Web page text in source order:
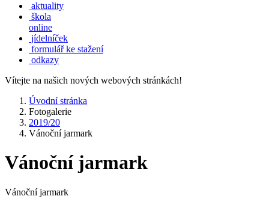
aktuality
škola
online
jídelníček
formulář ke stažení
odkazy
Vítejte na našich nových webových stránkách!
Úvodní stránka
Fotogalerie
2019/20
Vánoční jarmark
Vánoční jarmark
Vánoční jarmark